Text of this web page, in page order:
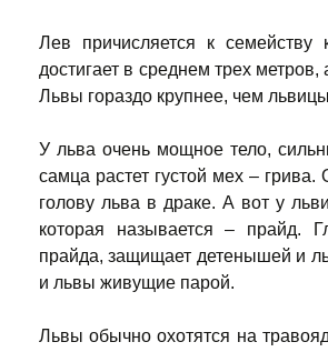
Лев причисляется к семейству
достигает в среднем трех
Львы гораздо крупнее, чем
У льва очень мощное тело,
самца растет густой мех –
голову льва в драке. А вот у
которая называется – прайд.
прайда, защищает детенышей и
и львы живущие парой.
Львы обычно охотятся на